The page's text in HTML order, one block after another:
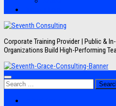
Corporate Training Provider | Public &
Organizations Build High-Performing
Search
for: